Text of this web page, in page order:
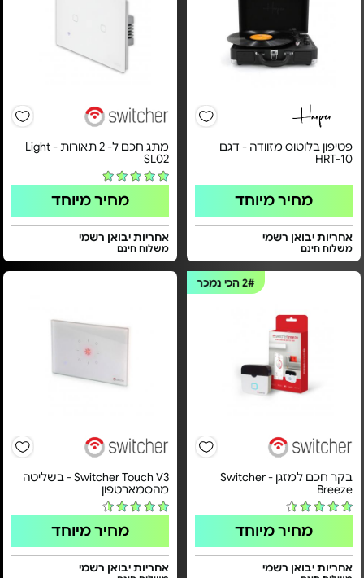
פטיפון בלוטוס מזוודה - דגם
HRT-10
מחיר מיוחד
אחריות יבואן רשמי
משלוח חינם
מתג חכם ל- 2 תאורות - Light
SL02
מחיר מיוחד
אחריות יבואן רשמי
משלוח חינם
2#הכי נמכר
בקר חכם למזגן - Switcher
Breeze
מחיר מיוחד
אחריות יבואן רשמי
Switcher Touch V3 - בשליטה
מהסמארטפון
מחיר מיוחד
אחריות יבואן רשמי